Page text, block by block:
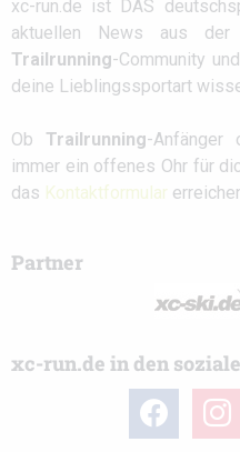
xc-run.de ist DAS
aktuellen News aus der
Trailrunning-Community
deine Lieblingssportart
Ob Trailrunning-Anfänger
immer ein offenes Ohr für
das Kontaktformular
Partner
xc-run.de in den
facebook